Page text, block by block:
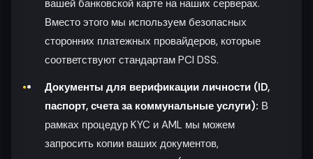
вашей банковской карте на наших серверах.
Вместо этого мы используем безопасных
сторонних платежных провайдеров, которые
соответствуют стандартам PCI DSS.
Документы для верификации личности (ID,
паспорт, счета за коммунальные услуги): В
рамках процедур KYC и AML мы можем
запросить копии ваших документов,